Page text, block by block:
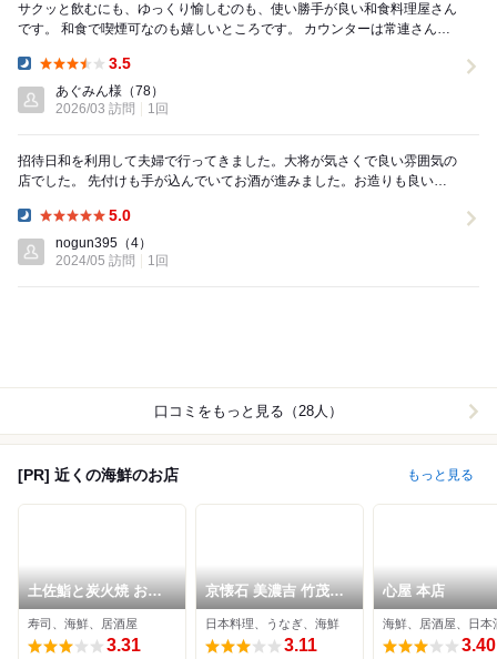
サクッと飲むにも、ゆっくり愉しむのも、使い勝手が良い和食料理屋さん
です。 和食で喫煙可なのも嬉しいところです。 カウンターは常連さんが
3.5
あぐみん様 （78）
2026/03 訪問
1回
招待日和を利用して夫婦で行ってきました。大将が気さくで良い雰囲気の
店でした。 先付けも手が込んでいてお酒が進みました。お造りも良いネ
5.0
nogun395 （4）
2024/05 訪問
1回
口コミをもっと見る（28人）
[PR] 近くの海鮮のお店 もっと見る
土佐鮨と炭火焼 おら
んく家 北新地別邸
寿司、海鮮、居酒屋
3.31
京懐石 美濃吉 竹茂楼
ホテル阪急インターナ
ショナル店
日本料理、うなぎ、海鮮
3.11
心屋 本店
海鮮、居酒屋、日本
3.40